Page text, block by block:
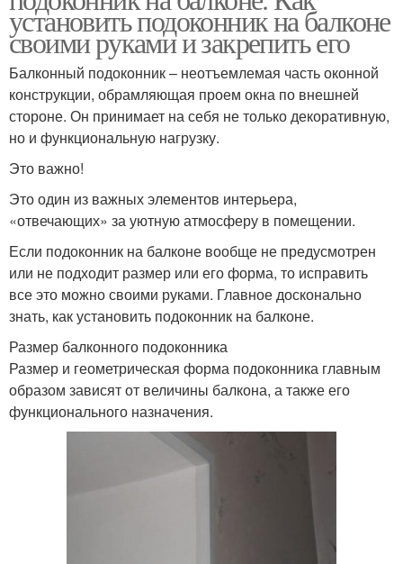
установить подоконник на балконе
своими руками и закрепить его
Балконный подоконник – неотъемлемая часть оконной
конструкции, обрамляющая проем окна по внешней
стороне. Он принимает на себя не только декоративную,
но и функциональную нагрузку.
Это важно!
Это один из важных элементов интерьера,
«отвечающих» за уютную атмосферу в помещении.
Если подоконник на балконе вообще не предусмотрен
или не подходит размер или его форма, то исправить
все это можно своими руками. Главное досконально
знать, как установить подоконник на балконе.
Размер балконного подоконника
Размер и геометрическая форма подоконника главным
образом зависят от величины балкона, а также его
функционального назначения.